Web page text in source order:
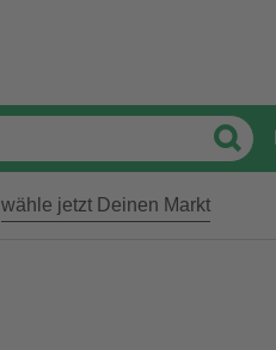
wähle jetzt Deinen Markt